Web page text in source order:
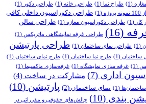
(1) طراح نما (1) طراحی خانه (1) طراحی دکور (1)
(1)
طراحی دکوراسیون داخلی کافی
(1) طراحی دکوراسیون مغازه (1)
طراحی سالن
(16) طراحی غرفه نمایشگاهی ماتریکس (1)
(1) طراحی نمای ساختمان (1)
طراحی پارتیشن
ساختمان (1) طرح نما ساختمان (1) طرح نمای ساختمان (1)
(1) غرفه سازی نمایشگاه (1) غرفه‌سازی ماکسیما (1)
اداری (7) مشارکت در ساخت (4)
(1) نمای ساختمان (2) پارتیشن (10)
بندی (10)
چالش‌های حقوقی و مقرراتی در